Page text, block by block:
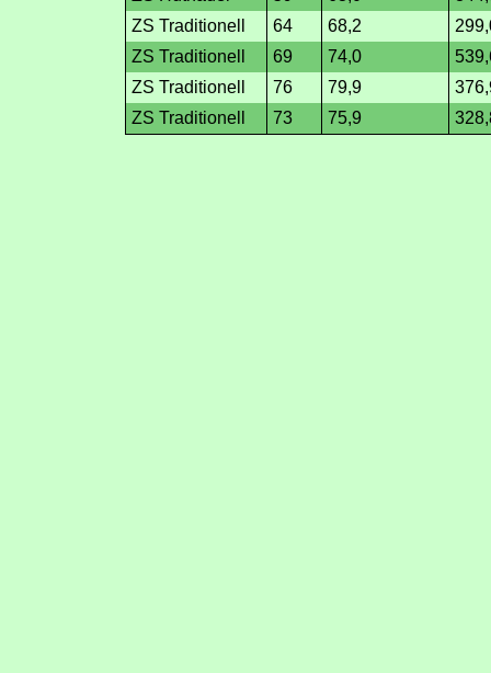
ZS Traditionell
64 68,2
ZS Traditionell
69 74,0
ZS Traditionell
76 79,9
ZS Traditionell
73 75,9